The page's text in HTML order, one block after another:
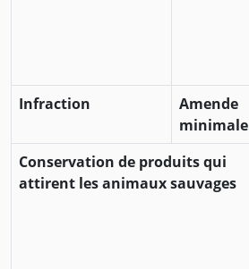
Infraction
Amende
minimale
Conservation de produits qui
attirent les animaux sauvages